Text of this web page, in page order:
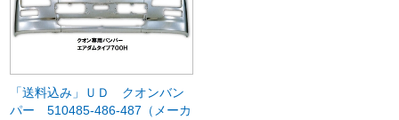
「送料込み」ＵＤ クオンバン
パー 510485-486-487（メーカ